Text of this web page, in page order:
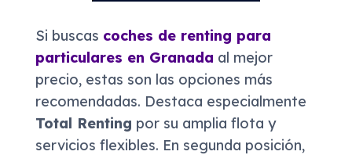
Si buscas coches de renting para
particulares en Granada al mejor
precio, estas son las opciones más
recomendadas. Destaca especialmente
Total Renting por su amplia flota y
servicios flexibles. En segunda posición,